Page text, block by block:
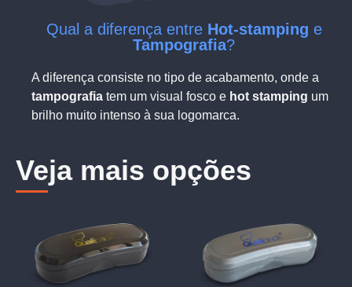
Qual a diferença entre Hot-stamping e
Tampografia?
A diferença consiste no tipo de acabamento, onde a
tampografia tem um visual fosco e hot stamping um
brilho muito intenso à sua logomarca.
Veja mais opções